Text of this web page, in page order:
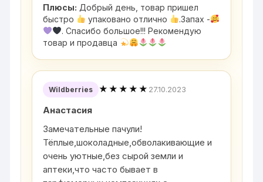
Плюсы: Добрый день, товар пришел
быстро
упаковано отлично
.Запах -
. Спасибо большое!!! Рекомендую
товар и продавца
Wildberries ★★★★★ 27.10.2023
Анастасия
Замечательные пачули!
Тёплые,шоколадные,обволакивающие и
очень уютные,без сырой земли и
аптеки,что часто бывает в